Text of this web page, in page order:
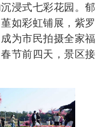
浸式七彩花园。郁
如彩虹铺展，紫罗
为市民拍摄全家福
节前四天，景区接